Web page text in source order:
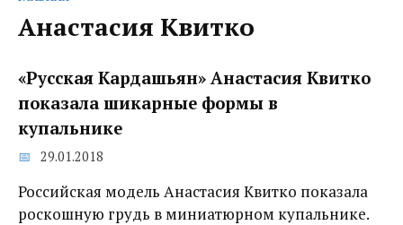
Анастасия Квитко
«Русская Кардашьян» Анастасия Квитко
показала шикарные формы в
купальнике
29.01.2018
Российская модель Анастасия Квитко показала
роскошную грудь в миниатюрном купальнике.